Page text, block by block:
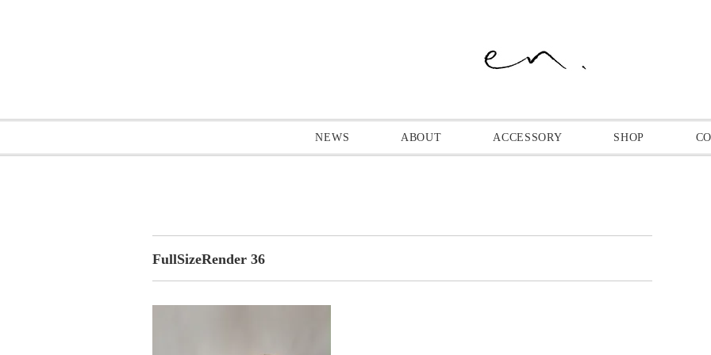
NEWS ABOUT ACCESSORY SHOP
FullSizeRender 36